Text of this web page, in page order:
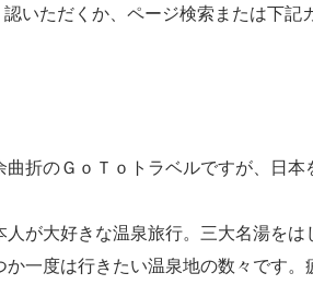
曲折のＧｏＴｏトラベルですが、日
人が大好きな温泉旅行。三大名湯をは
か一度は行きたい温泉地の数々です。